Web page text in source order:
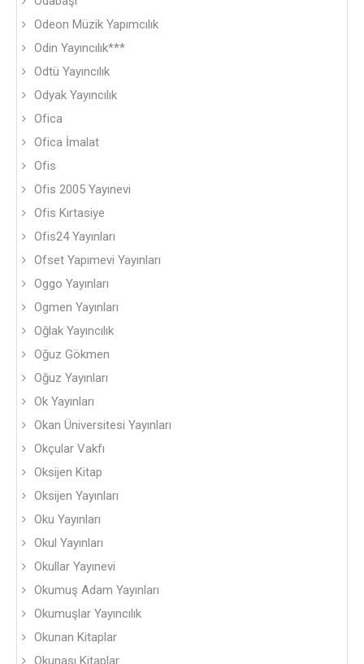
Odeon Müzik Yapımcılık
Odin Yayıncılık***
Odtü Yayıncılık
Odyak Yayıncılık
Ofica
Ofica İmalat
Ofis
Ofis 2005 Yayınevi
Ofis Kırtasiye
Ofis24 Yayınları
Ofset Yapımevi Yayınları
Oggo Yayınları
Ogmen Yayınları
Oğlak Yayıncılık
Oğuz Gökmen
Oğuz Yayınları
Ok Yayınları
Okan Üniversitesi Yayınları
Okçular Vakfı
Oksijen Kitap
Oksijen Yayınları
Oku Yayınları
Okul Yayınları
Okullar Yayınevi
Okumuş Adam Yayınları
Okumuşlar Yayıncılık
Okunan Kitaplar
Okunası Kitaplar